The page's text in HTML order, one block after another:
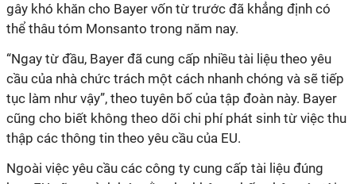
gây khó khăn cho Bayer vốn từ trước đã khẳng định có
thể thâu tóm Monsanto trong năm nay.
“Ngay từ đầu, Bayer đã cung cấp nhiều tài liệu theo yêu
cầu của nhà chức trách một cách nhanh chóng và sẽ tiếp
tục làm như vậy”, theo tuyên bố của tập đoàn này. Bayer
cũng cho biết không theo dõi chi phí phát sinh từ việc thu
thập các thông tin theo yêu cầu của EU.
Ngoài việc yêu cầu các công ty cung cấp tài liệu đúng